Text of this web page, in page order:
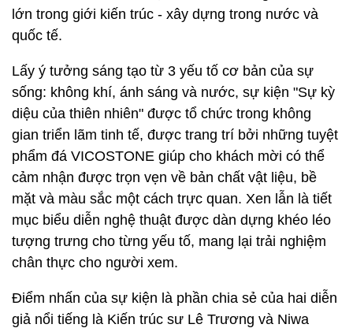
lớn trong giới kiến trúc - xây dựng trong nước và
quốc tế.
Lấy ý tưởng sáng tạo từ 3 yếu tố cơ bản của sự
sống: không khí, ánh sáng và nước, sự kiện "Sự kỳ
diệu của thiên nhiên" được tổ chức trong không
gian triển lãm tinh tế, được trang trí bởi những tuyệt
phẩm đá VICOSTONE giúp cho khách mời có thể
cảm nhận được trọn vẹn về bản chất vật liệu, bề
mặt và màu sắc một cách trực quan. Xen lẫn là tiết
mục biểu diễn nghệ thuật được dàn dựng khéo léo
tượng trưng cho từng yếu tố, mang lại trải nghiệm
chân thực cho người xem.
Điểm nhấn của sự kiện là phần chia sẻ của hai diễn
giả nổi tiếng là Kiến trúc sư Lê Trương và Niwa